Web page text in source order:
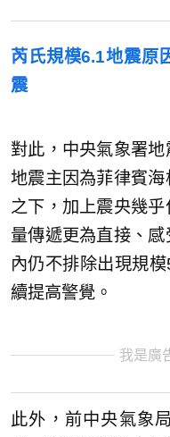
芮氏規模6.1地震原
震
對此，中央氣象署
地震主因為菲律賓
之下，加上震央幾
量傳遞更為直接、
內仍不排除出現規
續提高警覺。
我是廣
此外，前中央氣象